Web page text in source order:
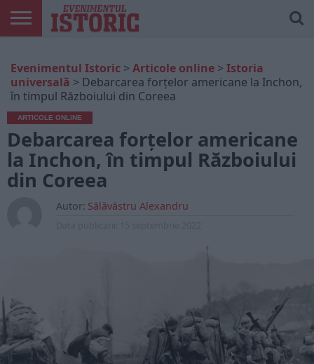
ONLINE
EDIȚII
TIPĂRITE
ISTORIC
PLAY
CONTUL
MEU
Evenimentul Istoric > Articole online > Istoria
universală > Debarcarea forțelor americane la Inchon,
în timpul Războiului din Coreea
ARTICOLE ONLINE
Debarcarea forțelor americane
la Inchon, în timpul Războiului
din Coreea
Autor: Sălăvăstru Alexandru